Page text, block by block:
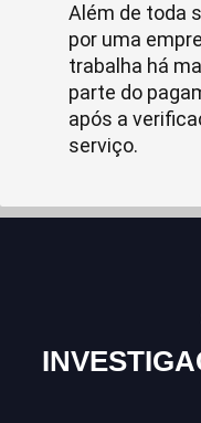
Além de toda
por uma
trabalha há
parte do
após a
serviço.